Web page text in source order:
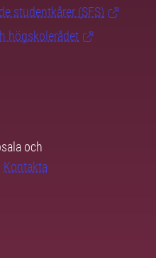
studentkårer (SFS)
högskolerådet
och
Kontakta